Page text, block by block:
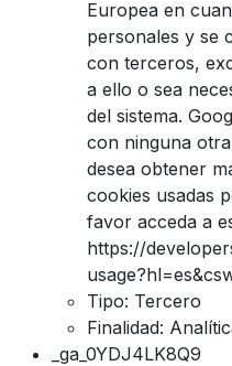
Europea en
personales y se
con terceros,
a ello o sea
del sistema.
con ninguna
desea obtener
cookies usadas
favor acceda a
https://
Tipo: Tercero
Finalidad:
_ga_0YDJ4LK8Q9